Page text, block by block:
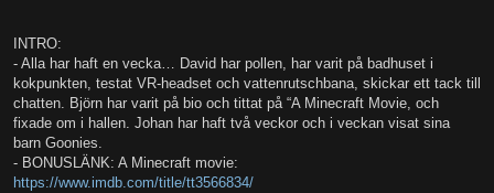
INTRO:
- Alla har haft en vecka… David har pollen, har varit på badhuset i
kokpunkten, testat VR-headset och vattenrutschbana, skickar ett tack till
chatten. Björn har varit på bio och tittat på “A Minecraft Movie, och
fixade om i hallen. Johan har haft två veckor och i veckan visat sina
barn Goonies.
- BONUSLÄNK: A Minecraft movie:
https://www.imdb.com/title/tt3566834/